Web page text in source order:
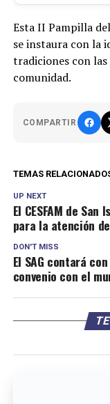
Esta II Pampilla
se instaura con la
tradiciones con las
comunidad.
COMPARTIR
TEMAS
UP NEXT
El CESFAM de
para la atención
DON'T MISS
El SAG contará
convenio con el